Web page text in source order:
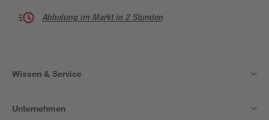
Abholung im Markt in 2 Stunden
Wissen & Service
Unternehmen